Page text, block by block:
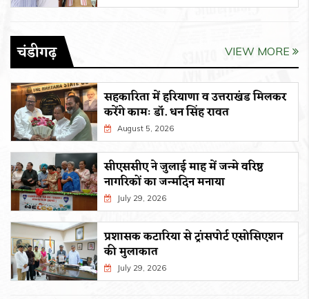
चंडीगढ़ VIEW MORE
सहकारिता में हरियाणा व उत्तराखंड मिलकर
करेंगे कामः डाॅ. धन सिंह रावत
August 5, 2026
सीएससीए ने जुलाई माह में जन्मे वरिष्ठ
नागरिकों का जन्मदिन मनाया
July 29, 2026
प्रशासक कटारिया से ट्रांसपोर्ट एसोसिएशन
की मुलाकात
July 29, 2026